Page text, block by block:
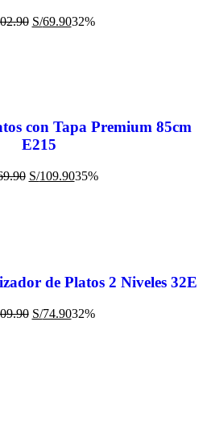
S/69.9032%
con Tapa Premium 85cm
E215
S/109.9035%
de Platos 2 Niveles 32E
S/74.9032%